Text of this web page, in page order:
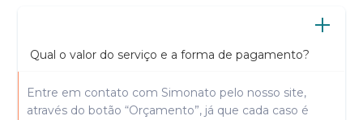
Qual o valor do serviço e a forma de pagamento?
Entre em contato com Simonato pelo nosso site,
através do botão “Orçamento”, já que cada caso é